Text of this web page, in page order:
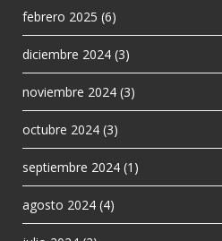
febrero 2025 (6)
diciembre 2024 (3)
noviembre 2024 (3)
octubre 2024 (3)
septiembre 2024 (1)
agosto 2024 (4)